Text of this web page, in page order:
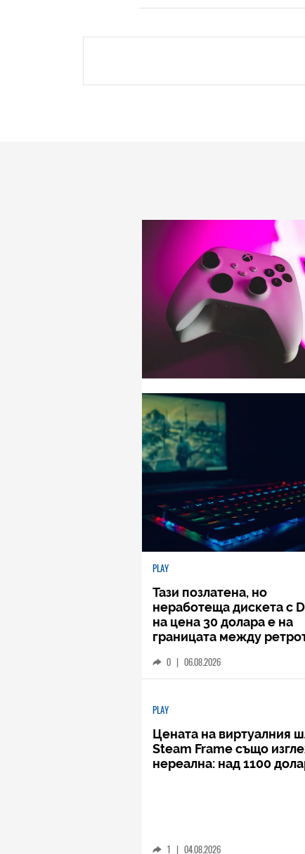
PLAY
Тази позлатена, но
неработеща дискета с
на цена 30 долара е на
границата между
0 | 06.08.2026
PLAY
Цената на виртуалния
Steam Frame също
нереална: над 1100
1 | 04.08.2026